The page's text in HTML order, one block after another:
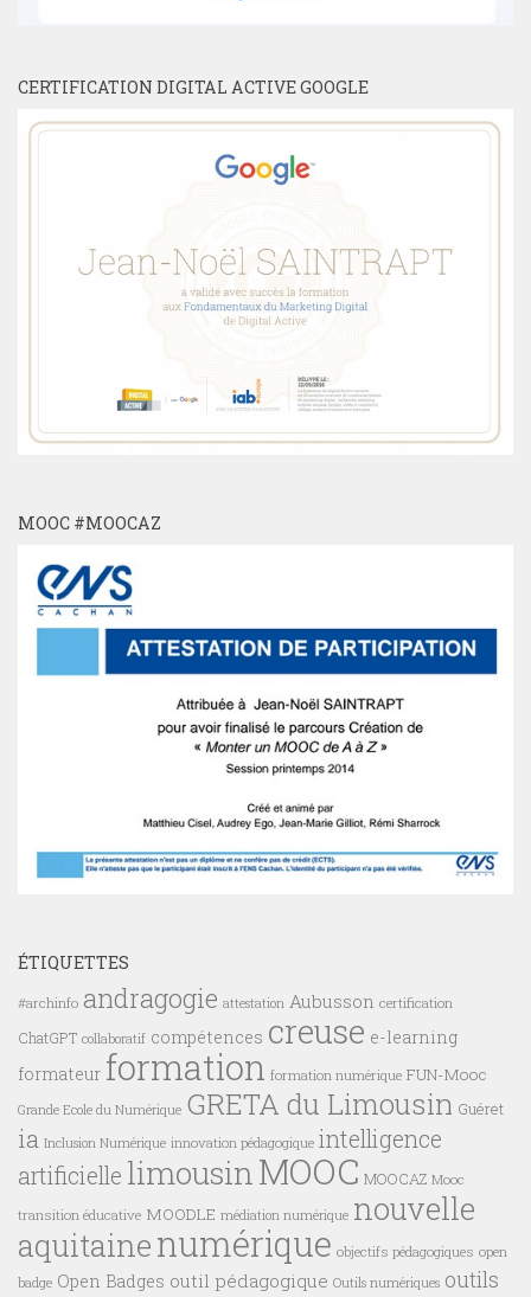
CERTIFICATION DIGITAL ACTIVE GOOGLE
MOOC #MOOCAZ
ÉTIQUETTES
#archinfo andragogie attestation Aubusson certification
ChatGPT collaboratif compétences creuse e-learning
formateur formation formation numérique FUN-Mooc
Grande Ecole du Numérique GRETA du Limousin Guéret
ia Inclusion Numérique innovation pédagogique intelligence
artificielle limousin MOOC MOOCAZ Mooc
transition éducative MOODLE médiation numérique nouvelle
aquitainenumérique objectifs pédagogiques open
badge Open Badges outil pédagogique Outils numériques outils